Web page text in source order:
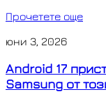
Прочетете още
юни 3, 2026
Android 17
Samsung от